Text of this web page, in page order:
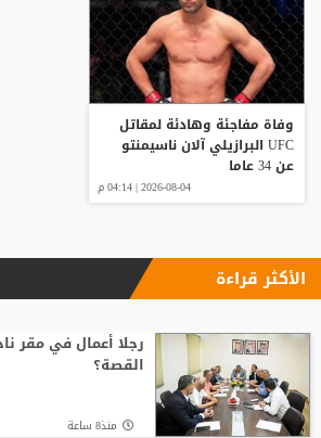
وفاة مفاجئة وهادئة لمقاتل
UFC البرازيلي آلان ناسيمنتو
عن 34 عاما
2026-08-04 | 04:14 م
الأكثر قراءة
رجلا أعمال في مقر
القصة؟
منذ8 ساعة